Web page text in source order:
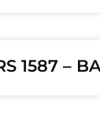
1587 –